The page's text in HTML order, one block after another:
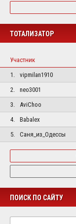
ТОТАЛИЗАТОР
Участник
1.
vipmilan1910
2.
neo3001
3.
AviChoo
4.
Babalex
5.
Саня_из_Одессы
ПОИСК ПО САЙТУ